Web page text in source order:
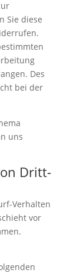
Sie diese
Des
bei der
uns
Dritt­
Verhalten
vor